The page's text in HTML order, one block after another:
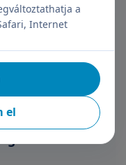
a
Internet
el